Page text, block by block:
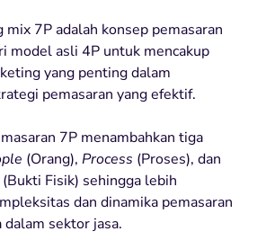
7P adalah konsep pemasaran
model asli 4P untuk mencakup
yang penting dalam
pemasaran yang efektif.
7P menambahkan tiga
(Orang), Process (Proses), dan
(Bukti Fisik) sehingga lebih
dan dinamika pemasaran
sektor jasa.